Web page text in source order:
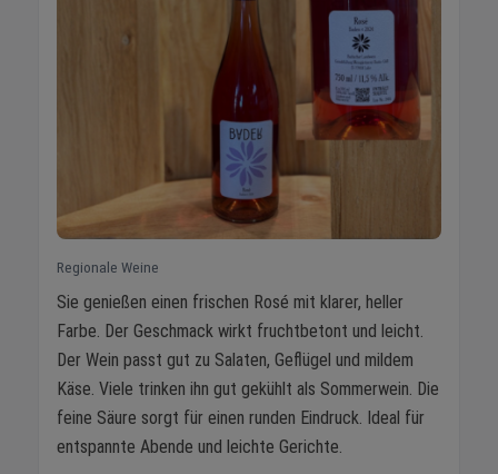
Regionale Weine
Sie genießen einen frischen Rosé mit klarer, heller
Farbe. Der Geschmack wirkt fruchtbetont und leicht.
Der Wein passt gut zu Salaten, Geflügel und mildem
Käse. Viele trinken ihn gut gekühlt als Sommerwein. Die
feine Säure sorgt für einen runden Eindruck. Ideal für
entspannte Abende und leichte Gerichte.